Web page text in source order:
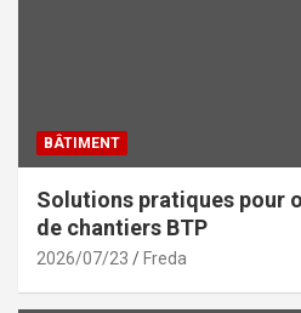
BÂTIMENT
Solutions pratiques pour
de chantiers BTP
2026/07/23 Freda